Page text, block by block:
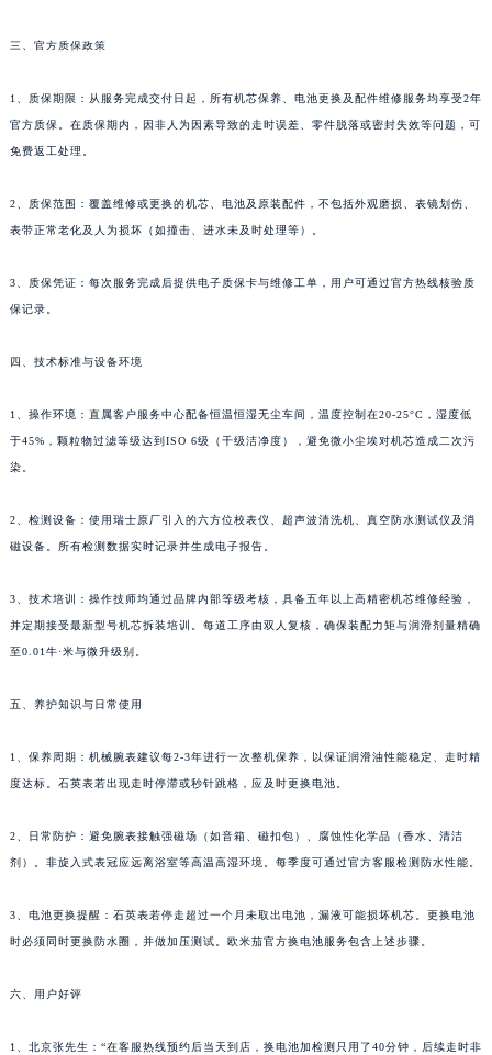
三、官方质保政策
1、质保期限：从服务完成交付日起，所有机芯保养、电池更换及配件维修服务均享受2年
官方质保。在质保期内，因非人为因素导致的走时误差、零件脱落或密封失效等问题，可
免费返工处理。
2、质保范围：覆盖维修或更换的机芯、电池及原装配件，不包括外观磨损、表镜划伤、
表带正常老化及人为损坏（如撞击、进水未及时处理等）。
3、质保凭证：每次服务完成后提供电子质保卡与维修工单，用户可通过官方热线核验质
保记录。
四、技术标准与设备环境
1、操作环境：直属客户服务中心配备恒温恒湿无尘车间，温度控制在20-25°C，湿度低
于45%，颗粒物过滤等级达到ISO 6级（千级洁净度），避免微小尘埃对机芯造成二次污
染。
2、检测设备：使用瑞士原厂引入的六方位校表仪、超声波清洗机、真空防水测试仪及消
磁设备。所有检测数据实时记录并生成电子报告。
3、技术培训：操作技师均通过品牌内部等级考核，具备五年以上高精密机芯维修经验，
并定期接受最新型号机芯拆装培训。每道工序由双人复核，确保装配力矩与润滑剂量精确
至0.01牛·米与微升级别。
五、养护知识与日常使用
1、保养周期：机械腕表建议每2-3年进行一次整机保养，以保证润滑油性能稳定、走时精
度达标。石英表若出现走时停滞或秒针跳格，应及时更换电池。
2、日常防护：避免腕表接触强磁场（如音箱、磁扣包）、腐蚀性化学品（香水、清洁
剂）。非旋入式表冠应远离浴室等高温高湿环境。每季度可通过官方客服检测防水性能。
3、电池更换提醒：石英表若停走超过一个月未取出电池，漏液可能损坏机芯。更换电池
时必须同时更换防水圈，并做加压测试。欧米茄官方换电池服务包含上述步骤。
六、用户好评
1、北京张先生：“在客服热线预约后当天到店，换电池加检测只用了40分钟，后续走时非